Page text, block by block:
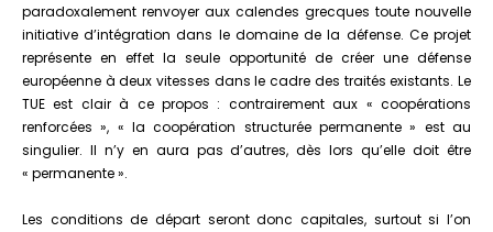
paradoxalement renvoyer aux calendes grecques toute nouvelle
initiative d’intégration dans le domaine de la défense. Ce projet
représente en effet la seule opportunité de créer une défense
européenne à deux vitesses dans le cadre des traités existants. Le
TUE est clair à ce propos : contrairement aux « coopérations
renforcées », « la coopération structurée permanente » est au
singulier. Il n’y en aura pas d’autres, dès lors qu’elle doit être
« permanente ».
Les conditions de départ seront donc capitales, surtout si l’on